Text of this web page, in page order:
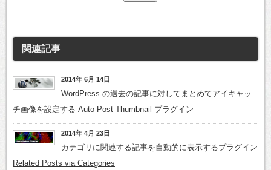
関連記事
2014年 6月 14日
WordPress の過去の記事に対してまとめてアイキャッ
チ画像を設定する Auto Post Thumbnail プラグイン
2014年 4月 23日
カテゴリに関連する記事を自動的に表示するプラグイン
Related Posts via Categories